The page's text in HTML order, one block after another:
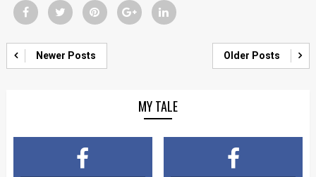
Newer Posts Older Posts
MY TALE